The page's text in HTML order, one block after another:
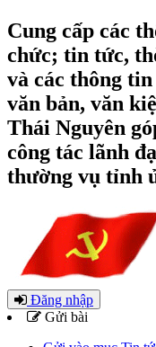
Cung cấp các
chức; tin tức,
và các thông
văn bản, văn
Thái Nguyên
công tác lãnh
thường vụ tỉnh
Đăng nhập
Gửi bài